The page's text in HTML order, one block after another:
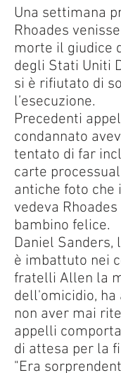
Una settimana
Rhoades
morte il giudice
degli Stati Uniti
si è rifiutato di
l’esecuzione.
Precedenti
condannato
tentato di far
carte
antiche foto che
vedeva
bambino felice.
Daniel Sanders,
è imbattuto nei
fratelli Allen la
dell'omicidio,
non aver mai
appelli
di attesa per la
"Era